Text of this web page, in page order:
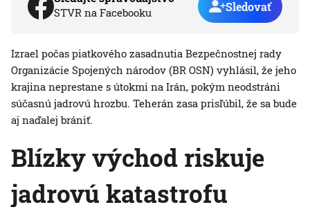
STVR na Facebooku Sledovať
Izrael počas piatkového zasadnutia Bezpečnostnej rady
Organizácie Spojených národov (BR OSN) vyhlásil, že jeho
krajina neprestane s útokmi na Irán, pokým neodstráni
súčasnú jadrovú hrozbu. Teherán zasa prisľúbil, že sa bude
aj naďalej brániť.
Blízky východ riskuje
jadrovú katastrofu